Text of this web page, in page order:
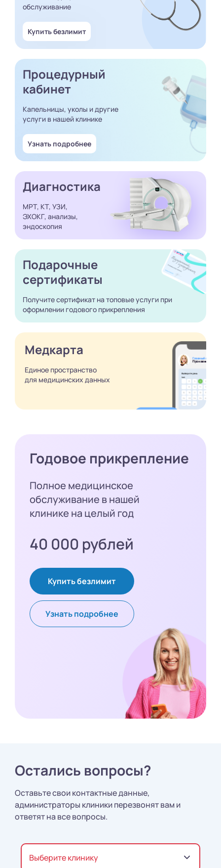
обслуживание
Купить безлимит
Процедурный
кабинет
Капельницы, уколы и другие
услуги в нашей клинике
Узнать подробнее
Диагностика
МРТ, КТ, УЗИ,
ЭХОКГ, анализы,
эндоскопия
Подарочные
сертификаты
Получите сертификат на топовые услуги при
оформлении годового прикрепления
Медкарта
Единое пространство
для медицинских данных
Годовое прикрепление
Полное медицинское
обслуживание в нашей
клинике на целый год
40 000 рублей
Купить безлимит
Узнать подробнее
Остались вопросы?
Оставьте свои контактные данные,
администраторы клиники перезвонят вам и
ответят на все вопросы.
Выберите клинику